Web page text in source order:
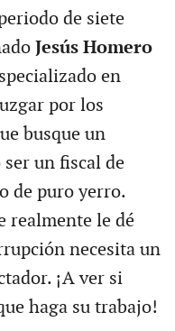
de siete
Jesús Homero
en
por los
busque un
un fiscal de
de puro yerro.
realmente le dé
necesita un
¡A ver si
haga su trabajo!